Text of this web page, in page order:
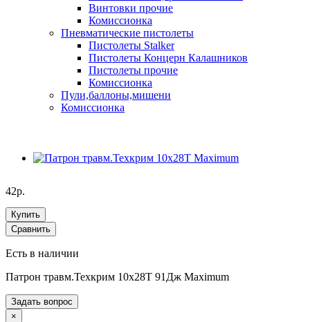
Винтовки прочие
Комиссионка
Пневматические пистолеты
Пистолеты Stalker
Пистолеты Концерн Калашников
Пистолеты прочие
Комиссионка
Пули,баллоны,мишени
Комиссионка
42р.
Купить
Сравнить
Есть в наличии
Патрон травм.Техкрим 10х28Т 91Дж Maximum
Задать вопрос
×